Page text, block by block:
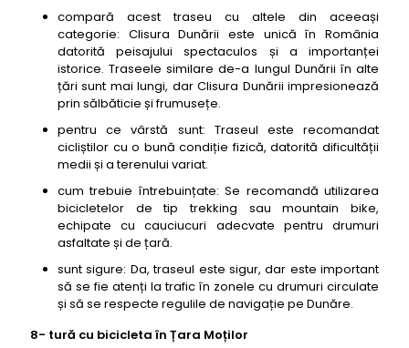
compară acest traseu cu altele din aceeași
categorie: Clisura Dunării este unică în România
datorită peisajului spectaculos și a importanței
istorice. Traseele similare de-a lungul Dunării în alte
țări sunt mai lungi, dar Clisura Dunării impresionează
prin sălbăticie și frumusețe.
pentru ce vârstă sunt: Traseul este recomandat
cicliștilor cu o bună condiție fizică, datorită dificultății
medii și a terenului variat.
cum trebuie întrebuințate: Se recomandă utilizarea
bicicletelor de tip trekking sau mountain bike,
echipate cu cauciucuri adecvate pentru drumuri
asfaltate și de țară.
sunt sigure: Da, traseul este sigur, dar este important
să se fie atenți la trafic în zonele cu drumuri circulate
și să se respecte regulile de navigație pe Dunăre.
8- tură cu bicicleta în Țara Moților